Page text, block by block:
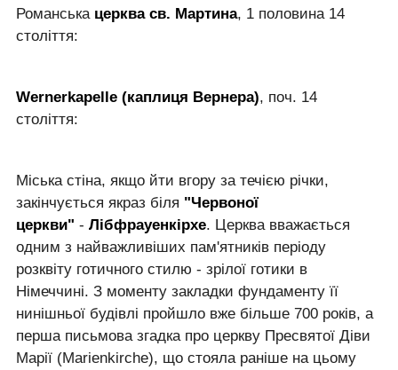
Романська церква св. Мартина, 1 половина 14
століття:
Wernerkapelle (каплиця Вернера), поч. 14
століття:
Міська стіна, якщо йти вгору за течією річки,
закінчується якраз біля "Червоної
церкви" - Лібфрауенкірхе. Церква вважається
одним з найважливіших пам'ятників періоду
розквіту готичного стилю - зрілої готики в
Німеччині. З моменту закладки фундаменту її
нинішньої будівлі пройшло вже більше 700 років, а
перша письмова згадка про церкву Пресвятої Діви
Марії (Marienkirche), що стояла раніше на цьому